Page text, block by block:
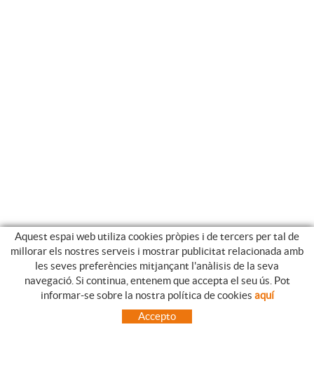
GUIA DE COMPRA
COM UTILITZAR LA NOSTRE BOTIGA ON-LINE
PREGUNTES FREQÜENTS
Aquest espai web utiliza cookies pròpies i de tercers per tal de
millorar els nostres serveis i mostrar publicitat relacionada amb
les seves preferències mitjançant l'anàlisis de la seva
navegació. Si continua, entenem que accepta el seu ús. Pot
informar-se sobre la nostra política de cookies aquí
Accepto